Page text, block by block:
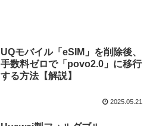
UQモバイル「eSIM」を削除後、
手数料ゼロで「povo2.0」に移行
する方法【解説】
2025.05.21